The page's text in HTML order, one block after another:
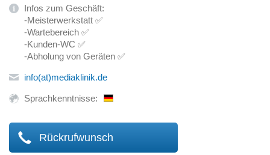
Infos zum Geschäft:
-Meisterwerkstatt ✅
-Wartebereich ✅
-Kunden-WC ✅
-Abholung von Geräten ✅
info(at)mediaklinik.de
Sprachkenntnisse:
Rückrufwunsch